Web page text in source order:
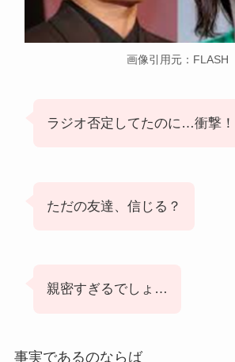
画像引用元：FLASH
ラジオ否定してたのに…衝撃！
ただの友達、信じる？
親密すぎるでしょ…
事実であるのならば